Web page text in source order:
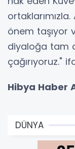
önem taşıyor
diyaloğa tam
çağırıyoruz."
Hibya Haber
DÜNYA